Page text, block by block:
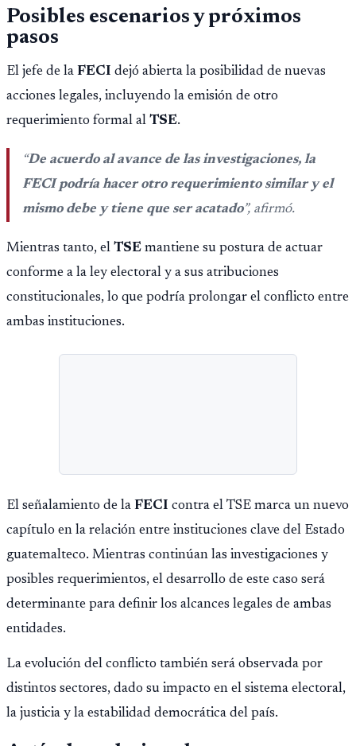
Posibles escenarios y próximos
pasos
El jefe de la FECI dejó abierta la posibilidad de nuevas
acciones legales, incluyendo la emisión de otro
requerimiento formal al TSE.
“De acuerdo al avance de las investigaciones, la
FECI podría hacer otro requerimiento similar y el
mismo debe y tiene que ser acatado”, afirmó.
Mientras tanto, el TSE mantiene su postura de actuar
conforme a la ley electoral y a sus atribuciones
constitucionales, lo que podría prolongar el conflicto entre
ambas instituciones.
El señalamiento de la FECI contra el TSE marca un nuevo
capítulo en la relación entre instituciones clave del Estado
guatemalteco. Mientras continúan las investigaciones y
posibles requerimientos, el desarrollo de este caso será
determinante para definir los alcances legales de ambas
entidades.
La evolución del conflicto también será observada por
distintos sectores, dado su impacto en el sistema electoral,
la justicia y la estabilidad democrática del país.